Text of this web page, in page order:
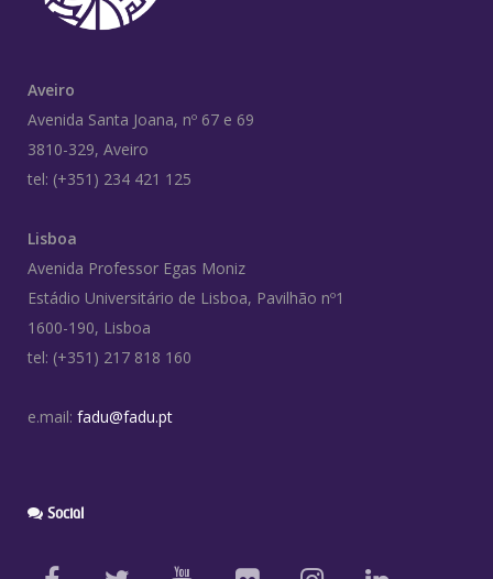
Aveiro
Avenida Santa Joana, nº 67 e 69
3810-329, Aveiro
tel: (+351) 234 421 125
Lisboa
Avenida Professor Egas Moniz
Estádio Universitário de Lisboa, Pavilhão nº1
1600-190, Lisboa
tel: (+351) 217 818 160
e.mail: fadu@fadu.pt
Social